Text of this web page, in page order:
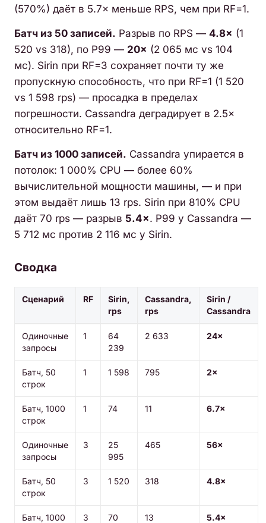
(570%) даёт в 5.7× меньше RPS, чем при RF=1.
Батч из 50 записей. Разрыв по RPS — 4.8× (1
520 vs 318), по P99 — 20× (2 065 мс vs 104
мс). Sirin при RF=3 сохраняет почти ту же
пропускную способность, что при RF=1 (1 520
vs 1 598 rps) — просадка в пределах
погрешности. Cassandra деградирует в 2.5×
относительно RF=1.
Батч из 1000 записей. Cassandra упирается в
потолок: 1 000% CPU — более 60%
вычислительной мощности машины, — и при
этом выдаёт лишь 13 rps. Sirin при 810% CPU
даёт 70 rps — разрыв 5.4×. P99 у Cassandra —
5 712 мс против 2 116 мс у Sirin.
Сводка
Сценарий RF
Sirin,
rps
Cassandra,
rps
Sirin /
Cassandra
Одиночные
запросы
1
64
239
2 633 24×
Батч, 50
строк
1 1 598 795 2×
Батч, 1000
строк
1 74 11 6.7×
Одиночные
запросы
3
25
995
465 56×
Батч, 50
строк
3 1 520 318 4.8×
Батч, 1000
3 70 13 5.4×